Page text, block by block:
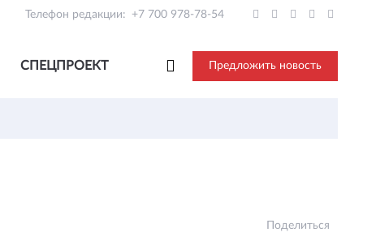
Телефон редакции: +7 700 978-78-54
СПЕЦПРОЕКТ Предложить новость
Поделиться